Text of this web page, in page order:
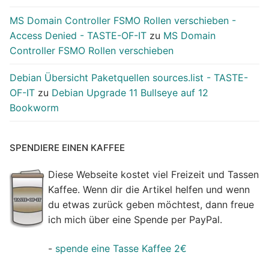
MS Domain Controller FSMO Rollen verschieben -
Access Denied - TASTE-OF-IT zu MS Domain
Controller FSMO Rollen verschieben
Debian Übersicht Paketquellen sources.list - TASTE-
OF-IT zu Debian Upgrade 11 Bullseye auf 12
Bookworm
SPENDIERE EINEN KAFFEE
Diese Webseite kostet viel Freizeit und Tassen
Kaffee. Wenn dir die Artikel helfen und wenn
du etwas zurück geben möchtest, dann freue
ich mich über eine Spende per PayPal.
- spende eine Tasse Kaffee 2€